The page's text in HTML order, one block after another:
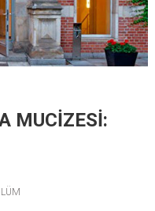
MUCİZESİ: